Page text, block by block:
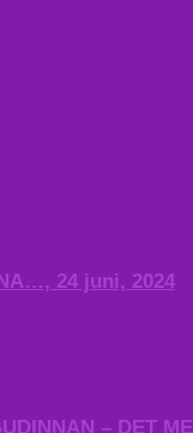
24 juni, 2024
– DET